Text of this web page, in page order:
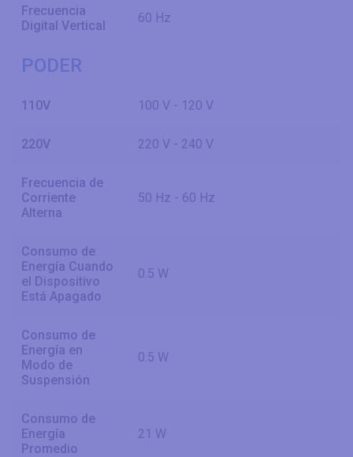
Frecuencia
Digital Vertical
60 Hz
PODER
110V 100 V - 120 V
220V 220 V - 240 V
Frecuencia de
Corriente
Alterna
50 Hz - 60 Hz
Consumo de
Energía Cuando
el Dispositivo
Está Apagado
0.5 W
Consumo de
Energía en
Modo de
Suspensión
0.5 W
Consumo de
Energía
Promedio
21 W